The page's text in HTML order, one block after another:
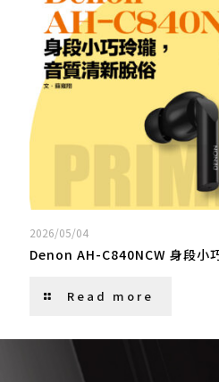
2026/05/04
Denon AH-C840NCW 身段小
Read more